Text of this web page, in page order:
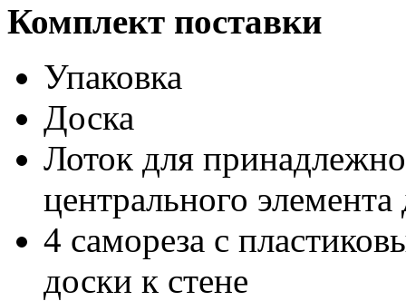
Комплект поставки
Упаковка
Доска
Лоток для
центрального элемента
4 самореза с
доски к стене